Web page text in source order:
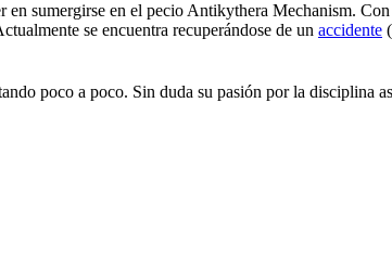
sumergirse en el pecio Antikythera Mechanism.
se encuentra recuperándose de un accidente
poco a poco. Sin duda su pasión por la disciplina